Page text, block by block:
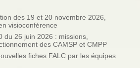
des 19 et 20 novembre 2026,
visioconférence
du 26 juin 2026 : missions,
des CAMSP et CMPP
fiches FALC par les équipes